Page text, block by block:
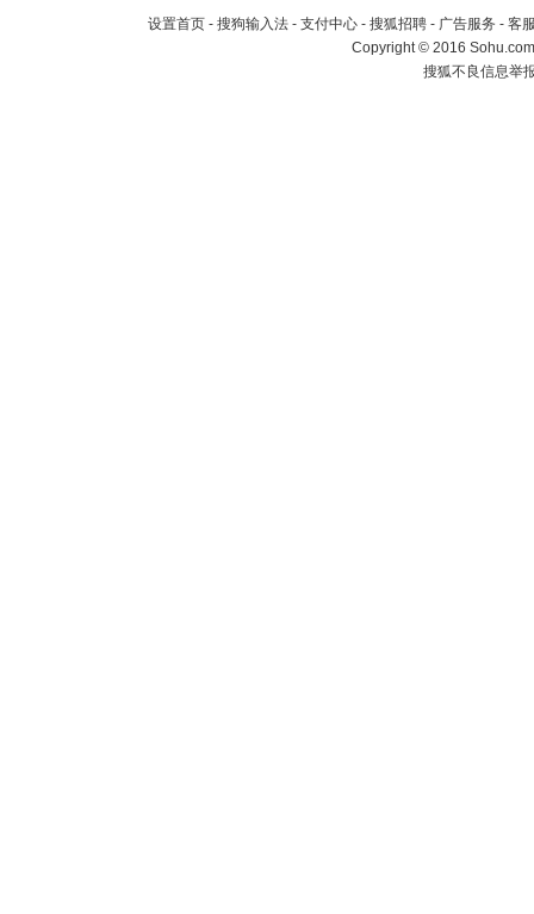
设置首页 - 搜狗输入法 - 支付中心 - 搜狐招聘 - 广告服务 - 客
Copyright©2016
搜狐不良信息举